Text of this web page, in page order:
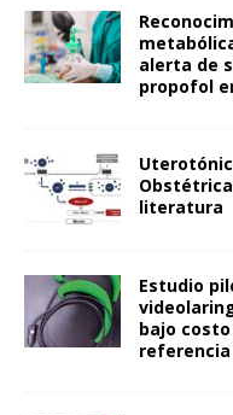
alerta de
propofol
literatura
Estudio
bajo